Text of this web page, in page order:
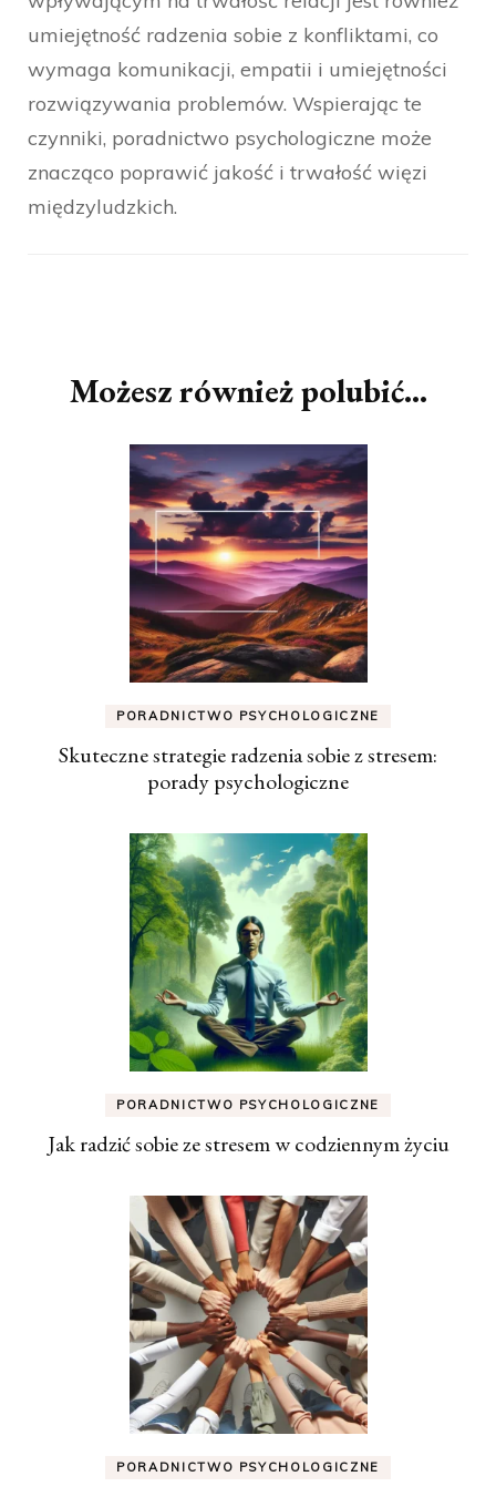
umiejętność radzenia sobie z konfliktami, co
wymaga komunikacji, empatii i umiejętności
rozwiązywania problemów. Wspierając te
czynniki, poradnictwo psychologiczne może
znacząco poprawić jakość i trwałość więzi
międzyludzkich.
Możesz również polubić…
PORADNICTWO PSYCHOLOGICZNE
Skuteczne strategie radzenia sobie z stresem:
porady psychologiczne
PORADNICTWO PSYCHOLOGICZNE
Jak radzić sobie ze stresem w codziennym życiu
PORADNICTWO PSYCHOLOGICZNE